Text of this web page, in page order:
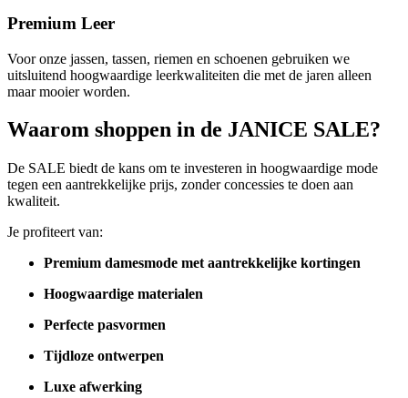
Premium Leer
Voor onze jassen, tassen, riemen en schoenen gebruiken we
uitsluitend hoogwaardige leerkwaliteiten die met de jaren alleen
maar mooier worden.
Waarom shoppen in de JANICE SALE?
De SALE biedt de kans om te investeren in hoogwaardige mode
tegen een aantrekkelijke prijs, zonder concessies te doen aan
kwaliteit.
Je profiteert van:
Premium damesmode met aantrekkelijke kortingen
Hoogwaardige materialen
Perfecte pasvormen
Tijdloze ontwerpen
Luxe afwerking